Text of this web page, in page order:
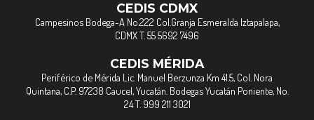
CEDIS CDMX
Campesinos Bodega-A No.222 Col.Granja Esmeralda Iztapalapa,
CDMX T. 55 5692 7496
CEDIS MÉRIDA
Periférico de Mérida Lic. Manuel Berzunza Km 41.5, Col. Nora
Quintana, C.P. 97238 Caucel, Yucatán. Bodegas Yucatán Poniente, No.
24 T. 999 211 3021